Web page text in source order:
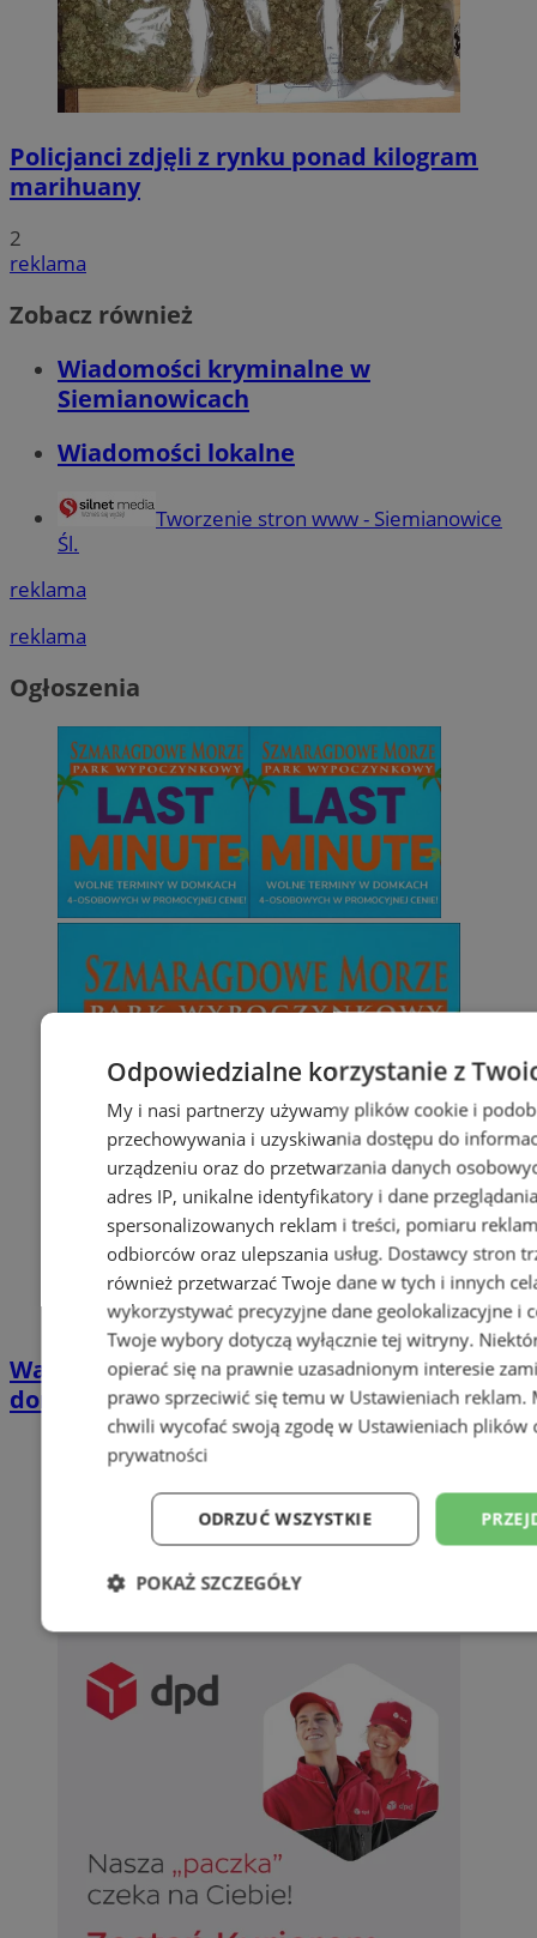
Policjanci zdjęli z rynku ponad kilogram
marihuany
2
reklama
Zobacz również
Wiadomości kryminalne w
Siemianowicach
Wiadomości lokalne
Tworzenie stron www - Siemianowice
Śl.
reklama
reklama
Ogłoszenia
Wakacyjny wypoczynek nad Bałtykiem w
domkach Szmaragdowe Morze
Odpowiedzialne korzystanie z
My i nasi partnerzy używamy plików cookie i
przechowywania i uzyskiwania dostępu do
urządzeniu oraz do przetwarzania danych
adres IP, unikalne identyfikatory i dane
spersonalizowanych reklam i treści, pomiaru
odbiorców oraz ulepszania usług. Dostawcy stron
również przetwarzać Twoje dane w tych i innych
wykorzystywać precyzyjne dane geolokalizacyjne i
Twoje wybory dotyczą wyłącznie tej witryny.
opierać się na prawnie uzasadnionym interesie
prawo sprzeciwić się temu w Ustawieniach reklam.
chwili wycofać swoją zgodę w Ustawieniach plików
prywatności
ODRZUĆ WSZYSTKIE
POKAŻ SZCZEGÓŁY
Niezbędne Wydajność
Niesklasyfikowane
Niezbędne Wydajność